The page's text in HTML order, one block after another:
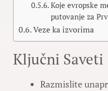
Koje evropske
putovanje za
Veze ka izvorima
Ključni Saveti
Razmislite